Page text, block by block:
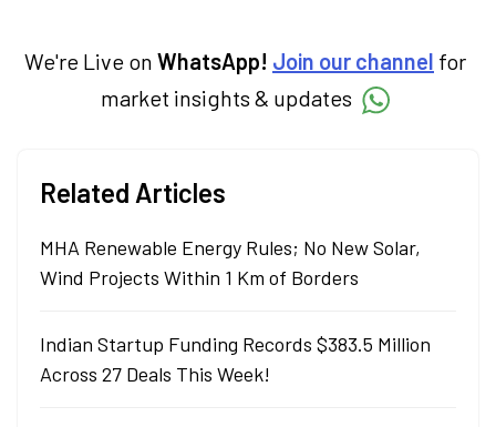
We're Live on WhatsApp! Join our channel for
market insights & updates
Related Articles
MHA Renewable Energy Rules; No New Solar,
Wind Projects Within 1 Km of Borders
Indian Startup Funding Records $383.5 Million
Across 27 Deals This Week!